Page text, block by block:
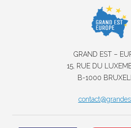
GRAND EST –
15, RUE DU
B-1000